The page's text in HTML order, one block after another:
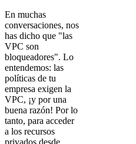
En muchas
conversaciones, nos
has dicho que "las
VPC son
bloqueadores". Lo
entendemos: las
políticas de tu
empresa exigen la
VPC, ¡y por una
buena razón! Por lo
tanto, para acceder
a los recursos
privados desde